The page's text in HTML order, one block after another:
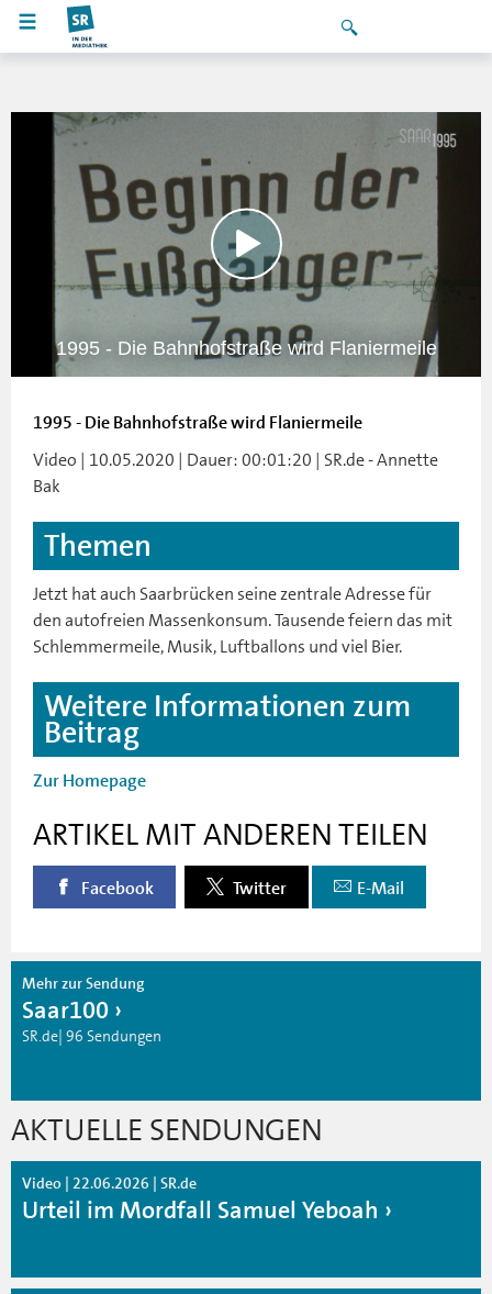
1995 - Die Bahnhofstraße wird Flaniermeile
1995 - Die Bahnhofstraße wird Flaniermeile
Video | 10.05.2020 | Dauer: 00:01:20 | SR.de - Annette
Bak
Themen
Jetzt hat auch Saarbrücken seine zentrale Adresse für
den autofreien Massenkonsum. Tausende feiern das mit
Schlemmermeile, Musik, Luftballons und viel Bier.
Weitere Informationen zum
Beitrag
Zur Homepage
ARTIKEL MIT ANDEREN TEILEN
Facebook Twitter E-Mail
Mehr zur Sendung
Saar100
SR.de| 96 Sendungen
AKTUELLE SENDUNGEN
Video | 22.06.2026 | SR.de
Urteil im Mordfall Samuel Yeboah